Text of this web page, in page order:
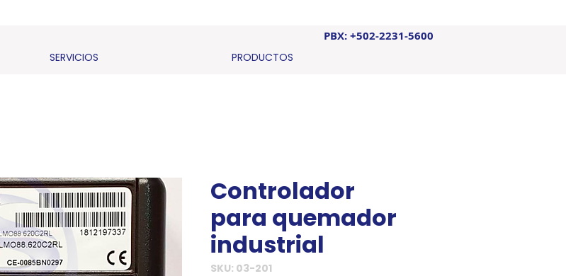
PBX: +502-2231-5600
SERVICIOS PRODUCTOS
Controlador
para quemador
industrial
SKU: 03-201